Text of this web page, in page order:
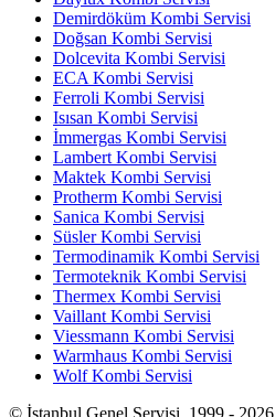
Demirdöküm Kombi Servisi
Doğsan Kombi Servisi
Dolcevita Kombi Servisi
ECA Kombi Servisi
Ferroli Kombi Servisi
Isısan Kombi Servisi
İmmergas Kombi Servisi
Lambert Kombi Servisi
Maktek Kombi Servisi
Protherm Kombi Servisi
Sanica Kombi Servisi
Süsler Kombi Servisi
Termodinamik Kombi Servisi
Termoteknik Kombi Servisi
Thermex Kombi Servisi
Vaillant Kombi Servisi
Viessmann Kombi Servisi
Warmhaus Kombi Servisi
Wolf Kombi Servisi
© İstanbul Genel Servisi 1999 - 2026